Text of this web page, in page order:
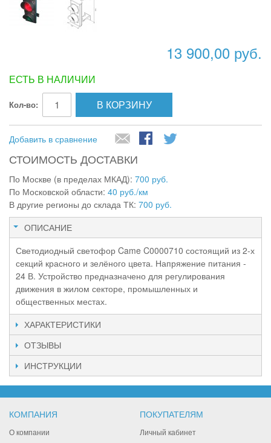
13 900,00 руб.
ЕСТЬ В НАЛИЧИИ
Кол-во: В КОРЗИНУ
Добавить в сравнение
СТОИМОСТЬ ДОСТАВКИ
По Москве (в пределах МКАД): 700 руб.
По Московской области: 40 руб./км
В другие регионы до склада ТК: 700 руб.
ОПИСАНИЕ
Светодиодный светофор Came C0000710 состоящий из 2-х
секций красного и зелёного цвета. Напряжение питания -
24 В. Устройство предназначено для регулирования
движения в жилом секторе, промышленных и
общественных местах.
ХАРАКТЕРИСТИКИ
ОТЗЫВЫ
ИНСТРУКЦИИ
КОМПАНИЯ
О компании
ПОКУПАТЕЛЯМ
Личный кабинет